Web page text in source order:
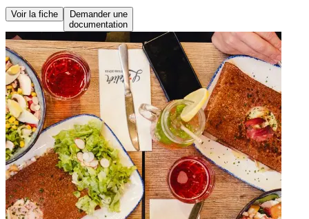
Voir la fiche
Demander une
documentation